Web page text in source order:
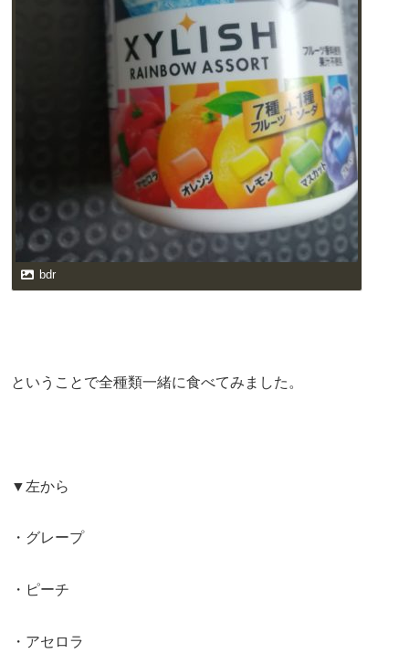
bdr
ということで全種類一緒に食べてみました。
▼左から
・グレープ
・ピーチ
・アセロラ